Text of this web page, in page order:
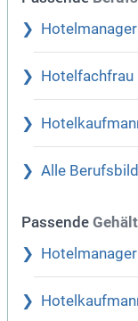
Hotelmanager
Hotelfachfrau
Alle
Passende